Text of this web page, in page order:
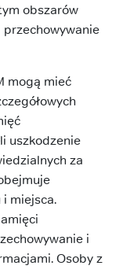
obszarów
mogą mieć
uszkodzenie
za
miejsca.
i
Osoby z